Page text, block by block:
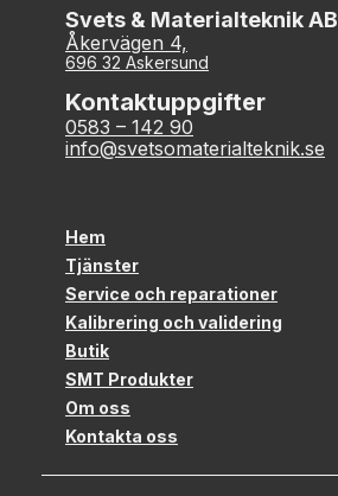
Svets & Materialteknik AB
Åkervägen 4,
696 32 Askersund
Kontaktuppgifter
0583 – 142 90
info@svetsomaterialteknik.se
Hem
Tjänster
Service och reparationer
Kalibrering och validering
Butik
SMT Produkter
Om oss
Kontakta oss